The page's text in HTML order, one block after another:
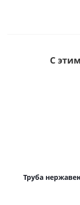
С
Труба